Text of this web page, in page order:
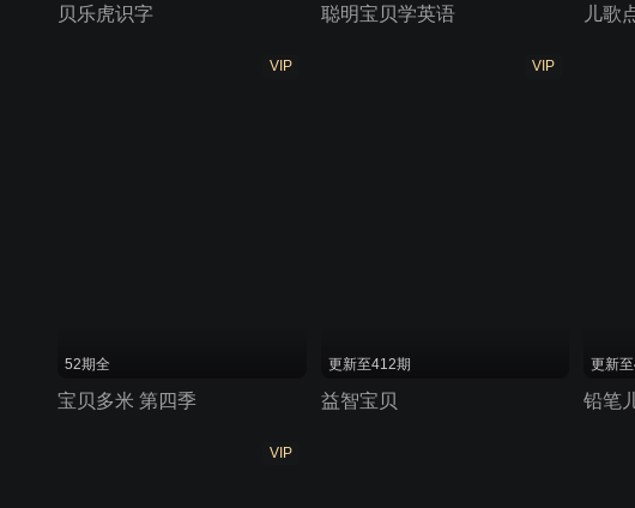
贝乐虎识字 聪明宝贝学英语 儿歌
VIP
52期全
宝贝多米 第四季
VIP
更新至412期
益智宝贝
更新
铅笔
VIP